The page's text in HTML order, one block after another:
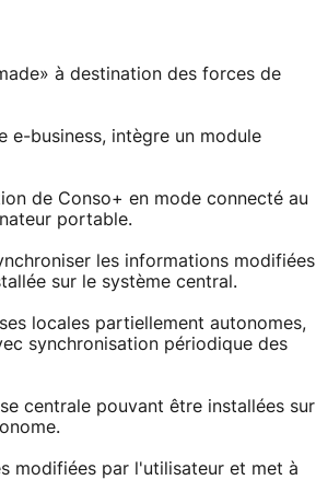
à destination des forces de
e-business, intègre un module
de Conso+ en mode connecté au
portable.
les informations modifiées
sur le système central.
locales partiellement autonomes,
synchronisation périodique des
centrale pouvant être installées sur
modifiées par l'utilisateur et met à